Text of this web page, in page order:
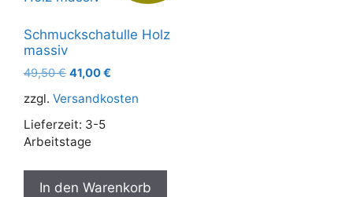
Schmuckschatulle Holz
massiv
49,50€ Ursprünglicher
war:
49,50 €
41,00€
ist:
zzgl. Versandkosten
Lieferzeit: 3-5
Arbeitstage
In den Warenkorb